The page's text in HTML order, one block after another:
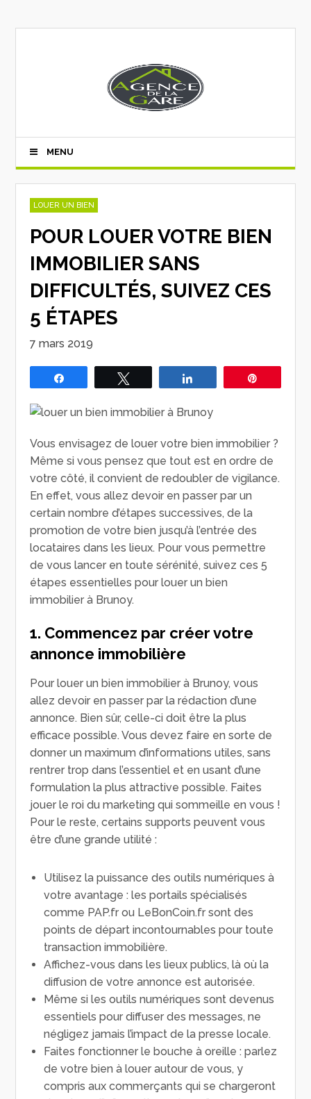
MENU
LOUER UN BIEN
POUR LOUER VOTRE BIEN
IMMOBILIER SANS
DIFFICULTÉS, SUIVEZ CES
5 ÉTAPES
7 mars 2019
Vous envisagez de louer votre bien immobilier ?
Même si vous pensez que tout est en ordre de
votre côté, il convient de redoubler de vigilance.
En effet, vous allez devoir en passer par un
certain nombre d’étapes successives, de la
promotion de votre bien jusqu’à l’entrée des
locataires dans les lieux. Pour vous permettre
de vous lancer en toute sérénité, suivez ces 5
étapes essentielles pour louer un bien
immobilier à Brunoy.
1. Commencez par créer votre
annonce immobilière
Pour louer un bien immobilier à Brunoy, vous
allez devoir en passer par la rédaction d’une
annonce. Bien sûr, celle-ci doit être la plus
efficace possible. Vous devez faire en sorte de
donner un maximum d’informations utiles, sans
rentrer trop dans l’essentiel et en usant d’une
formulation la plus attractive possible. Faites
jouer le roi du marketing qui sommeille en vous !
Pour le reste, certains supports peuvent vous
être d’une grande utilité :
Utilisez la puissance des outils numériques à
votre avantage : les portails spécialisés
comme PAP.fr ou LeBonCoin.fr sont des
points de départ incontournables pour toute
transaction immobilière.
Affichez-vous dans les lieux publics, là où la
diffusion de votre annonce est autorisée.
Même si les outils numériques sont devenus
essentiels pour diffuser des messages, ne
négligez jamais l’impact de la presse locale.
Faites fonctionner le bouche à oreille : parlez
de votre bien à louer autour de vous, y
compris aux commerçants qui se chargeront